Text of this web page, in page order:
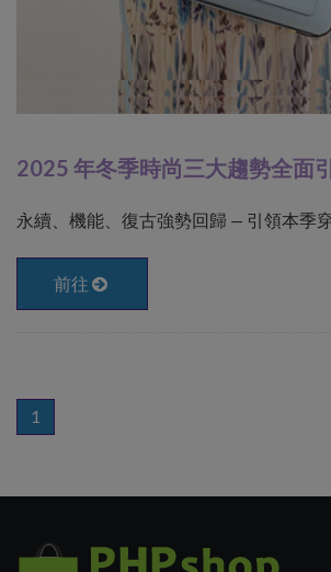
2025 年冬季時尚三大趨勢全面
永續、機能、復古強勢回歸 — 引領本季
前往
1